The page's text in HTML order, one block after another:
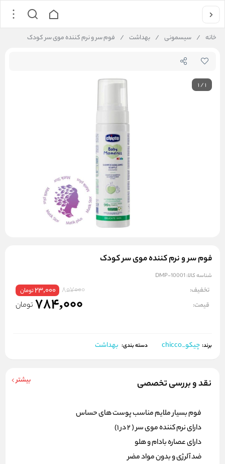
خانه / سیسمونی / بهداشت / فوم سر و نرم کننده موی سر کودک
1/1
فوم سر و نرم کننده موی سر کودک
شناسه کالا: DMP-10001
تخفیف: 807000
23,000تومان
قیمت: 784,000 تومان
برند: چیکو_chicco دسته بندی: بهداشت
نقد و بررسی تخصصی بیشتر
فوم بسیار ملایم مناسب پوست های حساس
دارای نرم کننده موی سر ( 2 در 1)
دارای عصاره بادام و هلو
ضد آلرژی و بدون مواد مضر